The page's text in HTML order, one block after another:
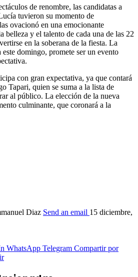
de renombre, las candidatas a
tuvieron su momento de
ovacionó en una emocionante
belleza y el talento de cada una de las 22
en la soberana de la fiesta. La
domingo, promete ser un evento
con gran expectativa, ya que contará
Tapari, quien se suma a la lista de
al público. La elección de la nueva
culminante, que coronará a la
Diaz Send an email 15 diciembre,
WhatsApp Telegram Compartir por